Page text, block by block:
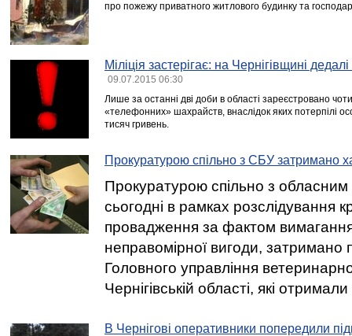
про пожежу приватного житлового будинку та
Міліція застерігає: на Чернігівщині
09.07.2015 06:30
Лише за останні дві доби в області зареєстровано
«телефонних» шахрайств, внаслідок яких потерпілі
тисяч гривень.
Прокуратурою спільно з СБУ затримано
Прокуратурою спільно з
сьогодні в рамках розслідування
провадження за фактом
неправомірної вигоди, затримано
Головного управління
Чернігівській області, які
В Чернігові оперативники попередили